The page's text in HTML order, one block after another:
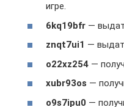
игре.
6kq19bfr —
znqt7ui1 —
o22xz254 —
xubr93os —
o9s7ipu0 —